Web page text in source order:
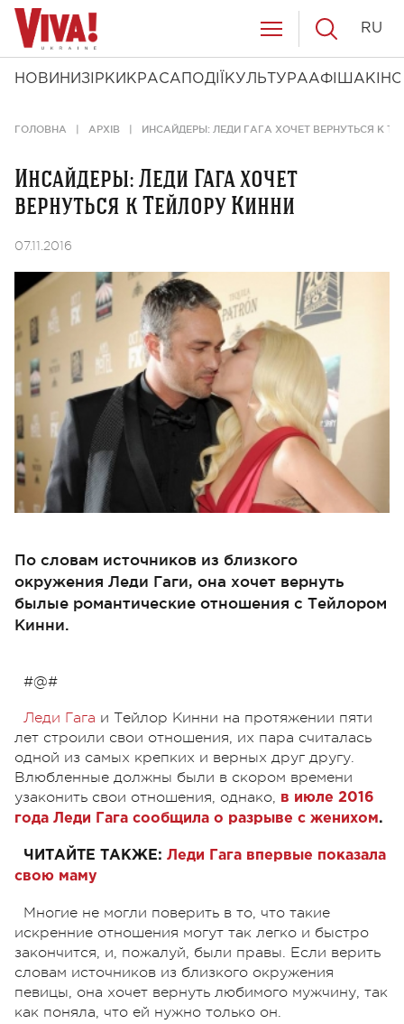
НОВИНИ ЗІРКИ КРАСА ПОДІЇ КУЛЬТУРААФІША КІНО
RU
ГОЛОВНА АРХІВ ИНСАЙДЕРЫ: ЛЕДИ ГАГА ХОЧЕТ ВЕРНУТЬСЯ К
Инсайдеры: Леди Гага хочет
вернуться к Тейлору Кинни
07.11.2016
По словам источников из близкого
окружения Леди Гаги, она хочет вернуть
былые романтические отношения с Тейлором
Кинни.
#@#
Леди Гага и Тейлор Кинни на протяжении пяти
лет строили свои отношения, их пара считалась
одной из самых крепких и верных друг другу.
Влюбленные должны были в скором времени
узаконить свои отношения, однако, в июле 2016
года Леди Гага сообщила о разрыве с женихом.
ЧИТАЙТЕ ТАКЖЕ: Леди Гага впервые показала
свою маму
Многие не могли поверить в то, что такие
искренние отношения могут так легко и быстро
закончится, и, пожалуй, были правы. Если верить
словам источников из близкого окружения
певицы, она хочет вернуть любимого мужчину, так
как поняла, что ей нужно только он.